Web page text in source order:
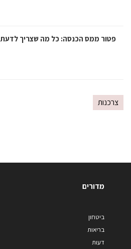
פטור ממס הכנסה: כל מה שצריך לדעת
צרכנות
מדורים
ביטחון
בריאות
דעות